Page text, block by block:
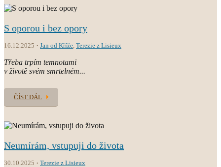
S oporou i bez opory
16.12.2025 Jan od Kříže Terezie z Lisieux
Třeba trpím temnotami
v životě svém smrtelném...
ČÍST DÁL
Neumírám, vstupuji do života
30.10.2025 Terezie z Lisieux